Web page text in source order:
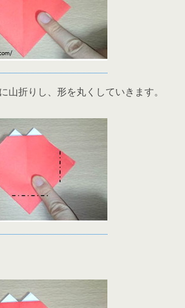
山折りし、形を丸くしていきます。